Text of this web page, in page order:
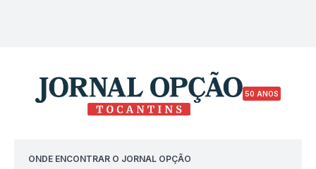
50 ANOS
ONDE ENCONTRAR O JORNAL OPÇÃO